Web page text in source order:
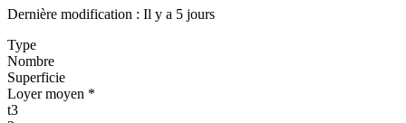
Dernière modification : Il y a 5 jours
Type
Nombre
Superficie
Loyer moyen *
t3